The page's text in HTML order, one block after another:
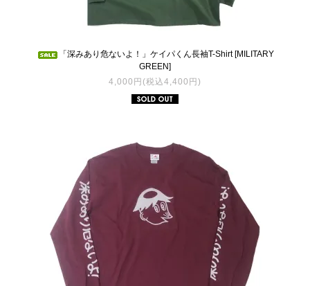
「深みあり危ないよ！」ケイパくん長袖T-Shirt [MILITARY
GREEN]
4,000円(税込4,400円)